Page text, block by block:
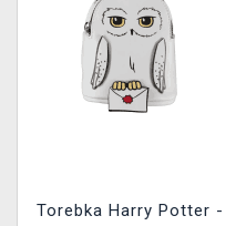
Torebka Harry Potter -